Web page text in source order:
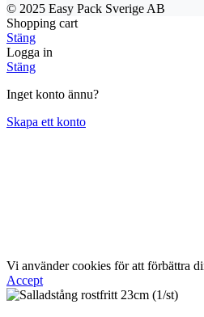
© 2025 Easy Pack Sverige AB
Shopping cart
Stäng
Logga in
Stäng
Inget konto ännu?
Skapa ett konto
Vi använder cookies för att förbättra
Accept